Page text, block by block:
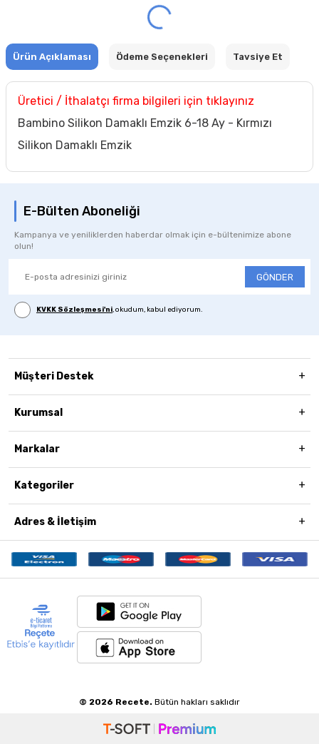
Ürün Açıklaması Ödeme Seçenekleri Tavsiye Et
Üretici / İthalatçı firma bilgileri için tıklayınız
Bambino Silikon Damaklı Emzik 6-18 Ay - Kırmızı
Silikon Damaklı Emzik
E-Bülten Aboneliği
Kampanya ve yeniliklerden haberdar olmak için e-bültenimize abone
olun!
GÖNDER
KVKK Sözleşmesi'ni, okudum, kabul ediyorum.
Müşteri Destek
Kurumsal
Markalar
Kategoriler
Adres & İletişim
© 2026 Recete. Bütün hakları saklıdır